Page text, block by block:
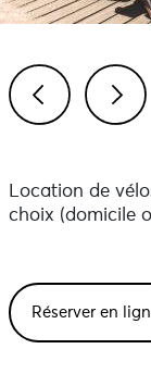
Location de
choix (domicile
Réserver en